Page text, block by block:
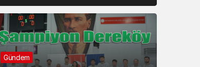
Gündem